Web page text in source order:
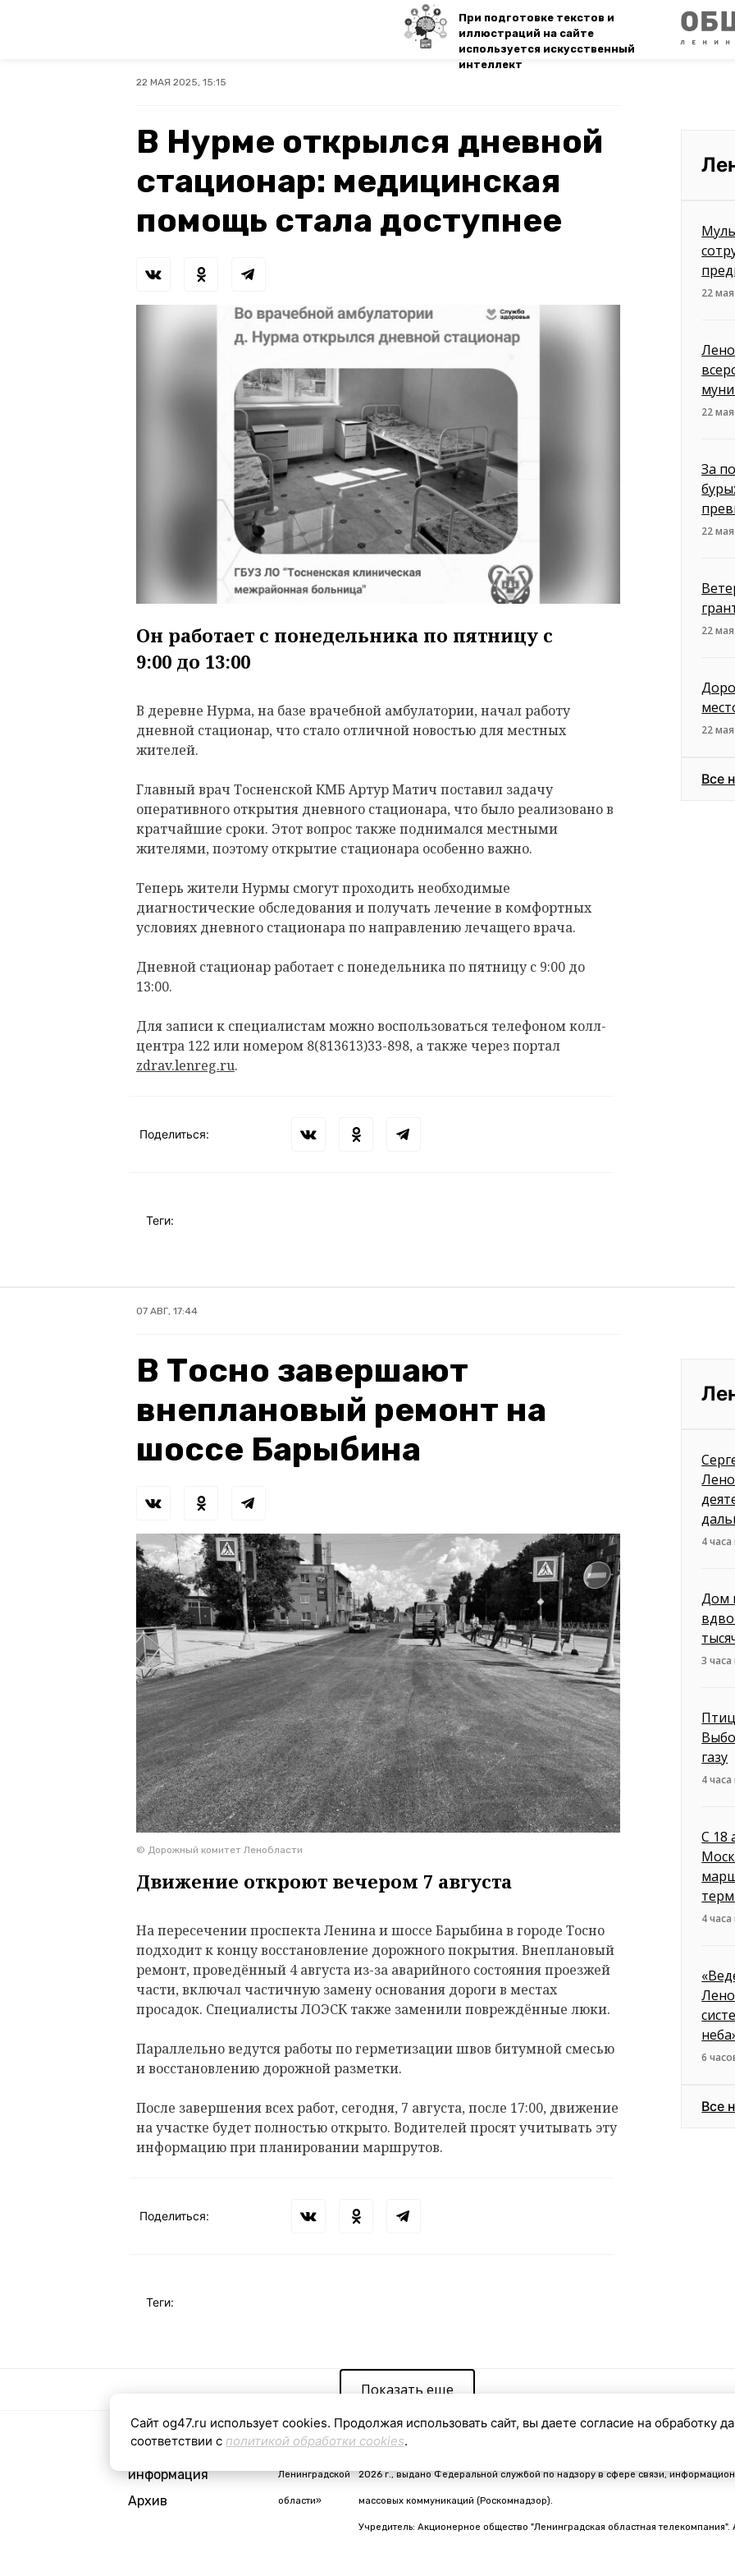
При подготовке текстов и
иллюстраций на сайте
используется искусственный
интеллект
22 МАЯ 2025, 15:15
В Нурме открылся дневной
стационар: медицинская
помощь стала доступнее
Он работает с понедельника по пятницу с
9:00 до 13:00
В деревне Нурма, на базе врачебной амбулатории, начал работу
дневной стационар, что стало отличной новостью для местных
жителей.
Главный врач Тосненской КМБ Артур Матич поставил задачу
оперативного открытия дневного стационара, что было реализовано в
кратчайшие сроки. Этот вопрос также поднимался местными
жителями, поэтому открытие стационара особенно важно.
Теперь жители Нурмы смогут проходить необходимые
диагностические обследования и получать лечение в комфортных
условиях дневного стационара по направлению лечащего врача.
Дневной стационар работает с понедельника по пятницу с 9:00 до
13:00.
Для записи к специалистам можно воспользоваться телефоном колл-
центра 122 или номером 8(813613)33-898, а также через портал
zdrav.lenreg.ru.
Поделиться:
Теги:
22
22
За
22
22
22
Все
07 АВГ, 17:44
В Тосно завершают
внеплановый ремонт на
шоссе Барыбина
© Дорожный комитет Ленобласти
Движение откроют вечером 7 августа
На пересечении проспекта Ленина и шоссе Барыбина в городе Тосно
подходит к концу восстановление дорожного покрытия. Внеплановый
ремонт, проведённый 4 августа из-за аварийного состояния проезжей
части, включал частичную замену основания дороги в местах
просадок. Специалисты ЛОЭСК также заменили повреждённые люки.
Параллельно ведутся работы по герметизации швов битумной смесью
и восстановлению дорожной разметки.
После завершения всех работ, сегодня, 7 августа, после 17:00, движение
на участке будет полностью открыто. Водителей просят учитывать эту
информацию при планировании маршрутов.
Поделиться:
Теги:
4
Дом
3
газу
4
С 18
4
6
Все
Показать еще
Контактная
информация
Архив
«Общая газета
Ленинградской
области»
Свидетельство о регистрации средства массовой информации ЭЛ № ФС 77 -
2026 г., выдано Федеральной службой по надзору в сфере связи,
массовых коммуникаций (Роскомнадзор).
Учредитель: Акционерное общество "Ленинградская областная телекомпания".
Сайт og47.ru использует cookies. Продолжая использовать сайт, вы даете согласие на обработку
соответствии сполитикой обработки cookies.